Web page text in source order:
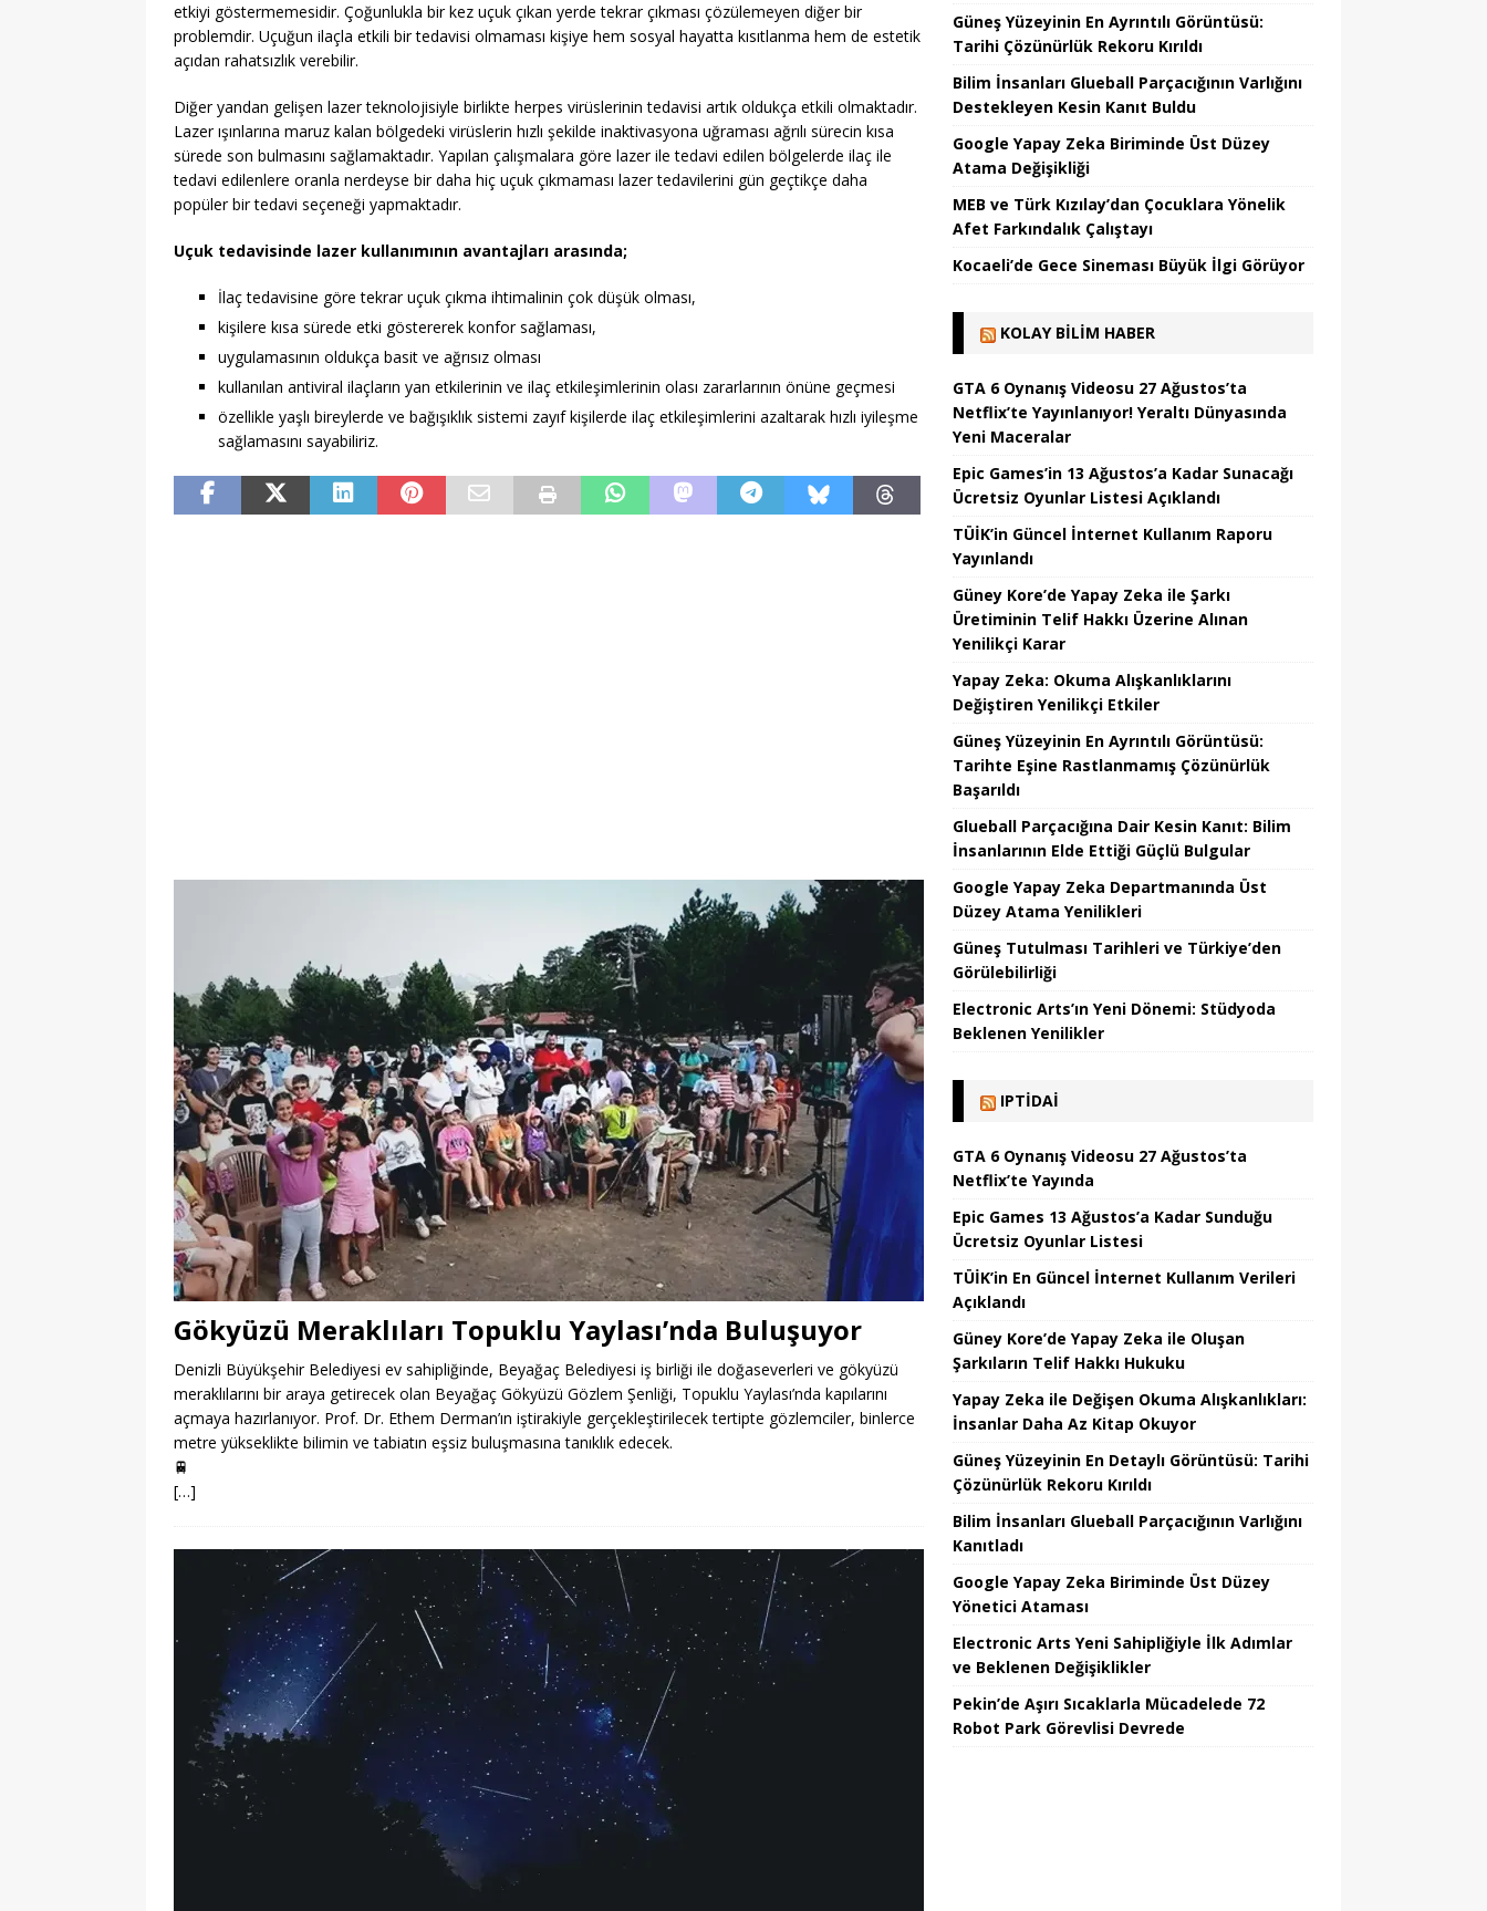
etkiyi göstermemesidir. Çoğunlukla bir kez uçuk çıkan yerde tekrar çıkması çözülemeyen diğer bir
problemdir. Uçuğun ilaçla etkili bir tedavisi olmaması kişiye hem sosyal hayatta kısıtlanma hem de estetik
açıdan rahatsızlık verebilir.
Diğer yandan gelişen lazer teknolojisiyle birlikte herpes virüslerinin tedavisi artık oldukça etkili olmaktadır.
Lazer ışınlarına maruz kalan bölgedeki virüslerin hızlı şekilde inaktivasyona uğraması ağrılı sürecin kısa
sürede son bulmasını sağlamaktadır. Yapılan çalışmalara göre lazer ile tedavi edilen bölgelerde ilaç ile
tedavi edilenlere oranla nerdeyse bir daha hiç uçuk çıkmaması lazer tedavilerini gün geçtikçe daha
popüler bir tedavi seçeneği yapmaktadır.
Uçuk tedavisinde lazer kullanımının avantajları arasında;
İlaç tedavisine göre tekrar uçuk çıkma ihtimalinin çok düşük olması,
kişilere kısa sürede etki göstererek konfor sağlaması,
uygulamasının oldukça basit ve ağrısız olması
kullanılan antiviral ilaçların yan etkilerinin ve ilaç etkileşimlerinin olası zararlarının önüne geçmesi
özellikle yaşlı bireylerde ve bağışıklık sistemi zayıf kişilerde ilaç etkileşimlerini azaltarak hızlı iyileşme
sağlamasını sayabiliriz.
Gökyüzü Meraklıları Topuklu Yaylası’nda Buluşuyor
Denizli Büyükşehir Belediyesi ev sahipliğinde, Beyağaç Belediyesi iş birliği ile doğaseverleri ve gökyüzü
meraklılarını bir araya getirecek olan Beyağaç Gökyüzü Gözlem Şenliği, Topuklu Yaylası’nda kapılarını
açmaya hazırlanıyor. Prof. Dr. Ethem Derman’ın iştirakiyle gerçekleştirilecek tertipte gözlemciler, binlerce
metre yükseklikte bilimin ve tabiatın eşsiz buluşmasına tanıklık edecek.
🚆
[…]
Güneş Yüzeyinin En Ayrıntılı Görüntüsü:
Tarihi Çözünürlük Rekoru Kırıldı
Bilim İnsanları Glueball Parçacığının Varlığını
Destekleyen Kesin Kanıt Buldu
Google Yapay Zeka Biriminde Üst Düzey
Atama Değişikliği
MEB ve Türk Kızılay’dan Çocuklara Yönelik
Afet Farkındalık Çalıştayı
Kocaeli’de Gece Sineması Büyük İlgi Görüyor
KOLAY BILIM HABER
GTA 6 Oynanış Videosu 27 Ağustos’ta
Netflix’te Yayınlanıyor! Yeraltı Dünyasında
Yeni Maceralar
Epic Games’in 13 Ağustos’a Kadar Sunacağı
Ücretsiz Oyunlar Listesi Açıklandı
TÜİK’in Güncel İnternet Kullanım Raporu
Yayınlandı
Güney Kore’de Yapay Zeka ile Şarkı
Üretiminin Telif Hakkı Üzerine Alınan
Yenilikçi Karar
Yapay Zeka: Okuma Alışkanlıklarını
Değiştiren Yenilikçi Etkiler
Güneş Yüzeyinin En Ayrıntılı Görüntüsü:
Tarihte Eşine Rastlanmamış Çözünürlük
Başarıldı
Glueball Parçacığına Dair Kesin Kanıt: Bilim
İnsanlarının Elde Ettiği Güçlü Bulgular
Google Yapay Zeka Departmanında Üst
Düzey Atama Yenilikleri
Güneş Tutulması Tarihleri ve Türkiye’den
Görülebilirliği
Electronic Arts’ın Yeni Dönemi: Stüdyoda
Beklenen Yenilikler
IPTIDAI
GTA 6 Oynanış Videosu 27 Ağustos’ta
Netflix’te Yayında
Epic Games 13 Ağustos’a Kadar Sunduğu
Ücretsiz Oyunlar Listesi
TÜİK’in En Güncel İnternet Kullanım Verileri
Açıklandı
Güney Kore’de Yapay Zeka ile Oluşan
Şarkıların Telif Hakkı Hukuku
Yapay Zeka ile Değişen Okuma Alışkanlıkları:
İnsanlar Daha Az Kitap Okuyor
Güneş Yüzeyinin En Detaylı Görüntüsü: Tarihi
Çözünürlük Rekoru Kırıldı
Bilim İnsanları Glueball Parçacığının Varlığını
Kanıtladı
Google Yapay Zeka Biriminde Üst Düzey
Yönetici Ataması
Electronic Arts Yeni Sahipliğiyle İlk Adımlar
ve Beklenen Değişiklikler
Pekin’de Aşırı Sıcaklarla Mücadelede 72
Robot Park Görevlisi Devrede